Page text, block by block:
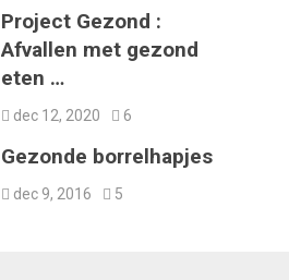
Project Gezond :
Afvallen met gezond
eten …
dec 12, 2020 6
Gezonde borrelhapjes
dec 9, 2016 5